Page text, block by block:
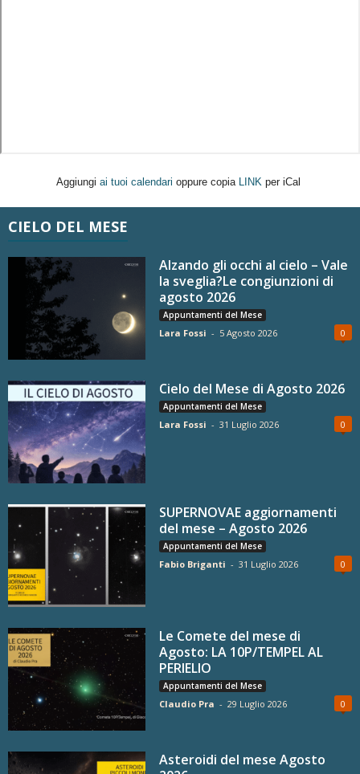
Aggiungi ai tuoi calendari oppure copia LINK per iCal
CIELO DEL MESE
Alzando gli occhi al cielo – Vale
la sveglia?Le congiunzioni di
agosto 2026
Appuntamenti del Mese
Lara Fossi - 5 Agosto 2026 0
Cielo del Mese di Agosto 2026
Appuntamenti del Mese
Lara Fossi - 31 Luglio 2026 0
SUPERNOVAE aggiornamenti
del mese – Agosto 2026
Appuntamenti del Mese
Fabio Briganti - 31 Luglio 2026 0
Le Comete del mese di
Agosto: LA 10P/TEMPEL AL
PERIELIO
Appuntamenti del Mese
Claudio Pra - 29 Luglio 2026 0
Asteroidi del mese Agosto